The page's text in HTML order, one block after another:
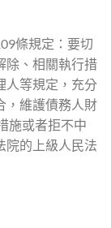
條規定：要切
除、相關執行措
人等規定，充分
，維護債務人財
施或者拒不中
院的上級人民法